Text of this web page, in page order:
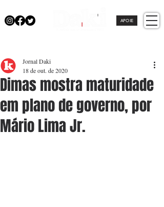
APOIE
Dimas mostra maturidade
em plano de governo, por
Mário Lima Jr.
Jornal Daki
18 de out. de 2020